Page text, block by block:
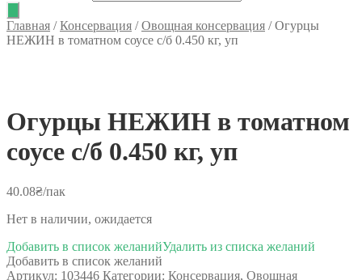
Главная /Консервация /Овощная консервация /Огурцы
НЕЖИН в томатном соусе с/б 0.450 кг, уп
Огурцы НЕЖИН в томатном
соусе с/б 0.450 кг, уп
40.08₴/пак
Нет в наличии, ожидается
Добавить в список желанийУдалить из списка желаний
Добавить в список желаний
Артикул: 103446 Категории: Консервация, Овощная